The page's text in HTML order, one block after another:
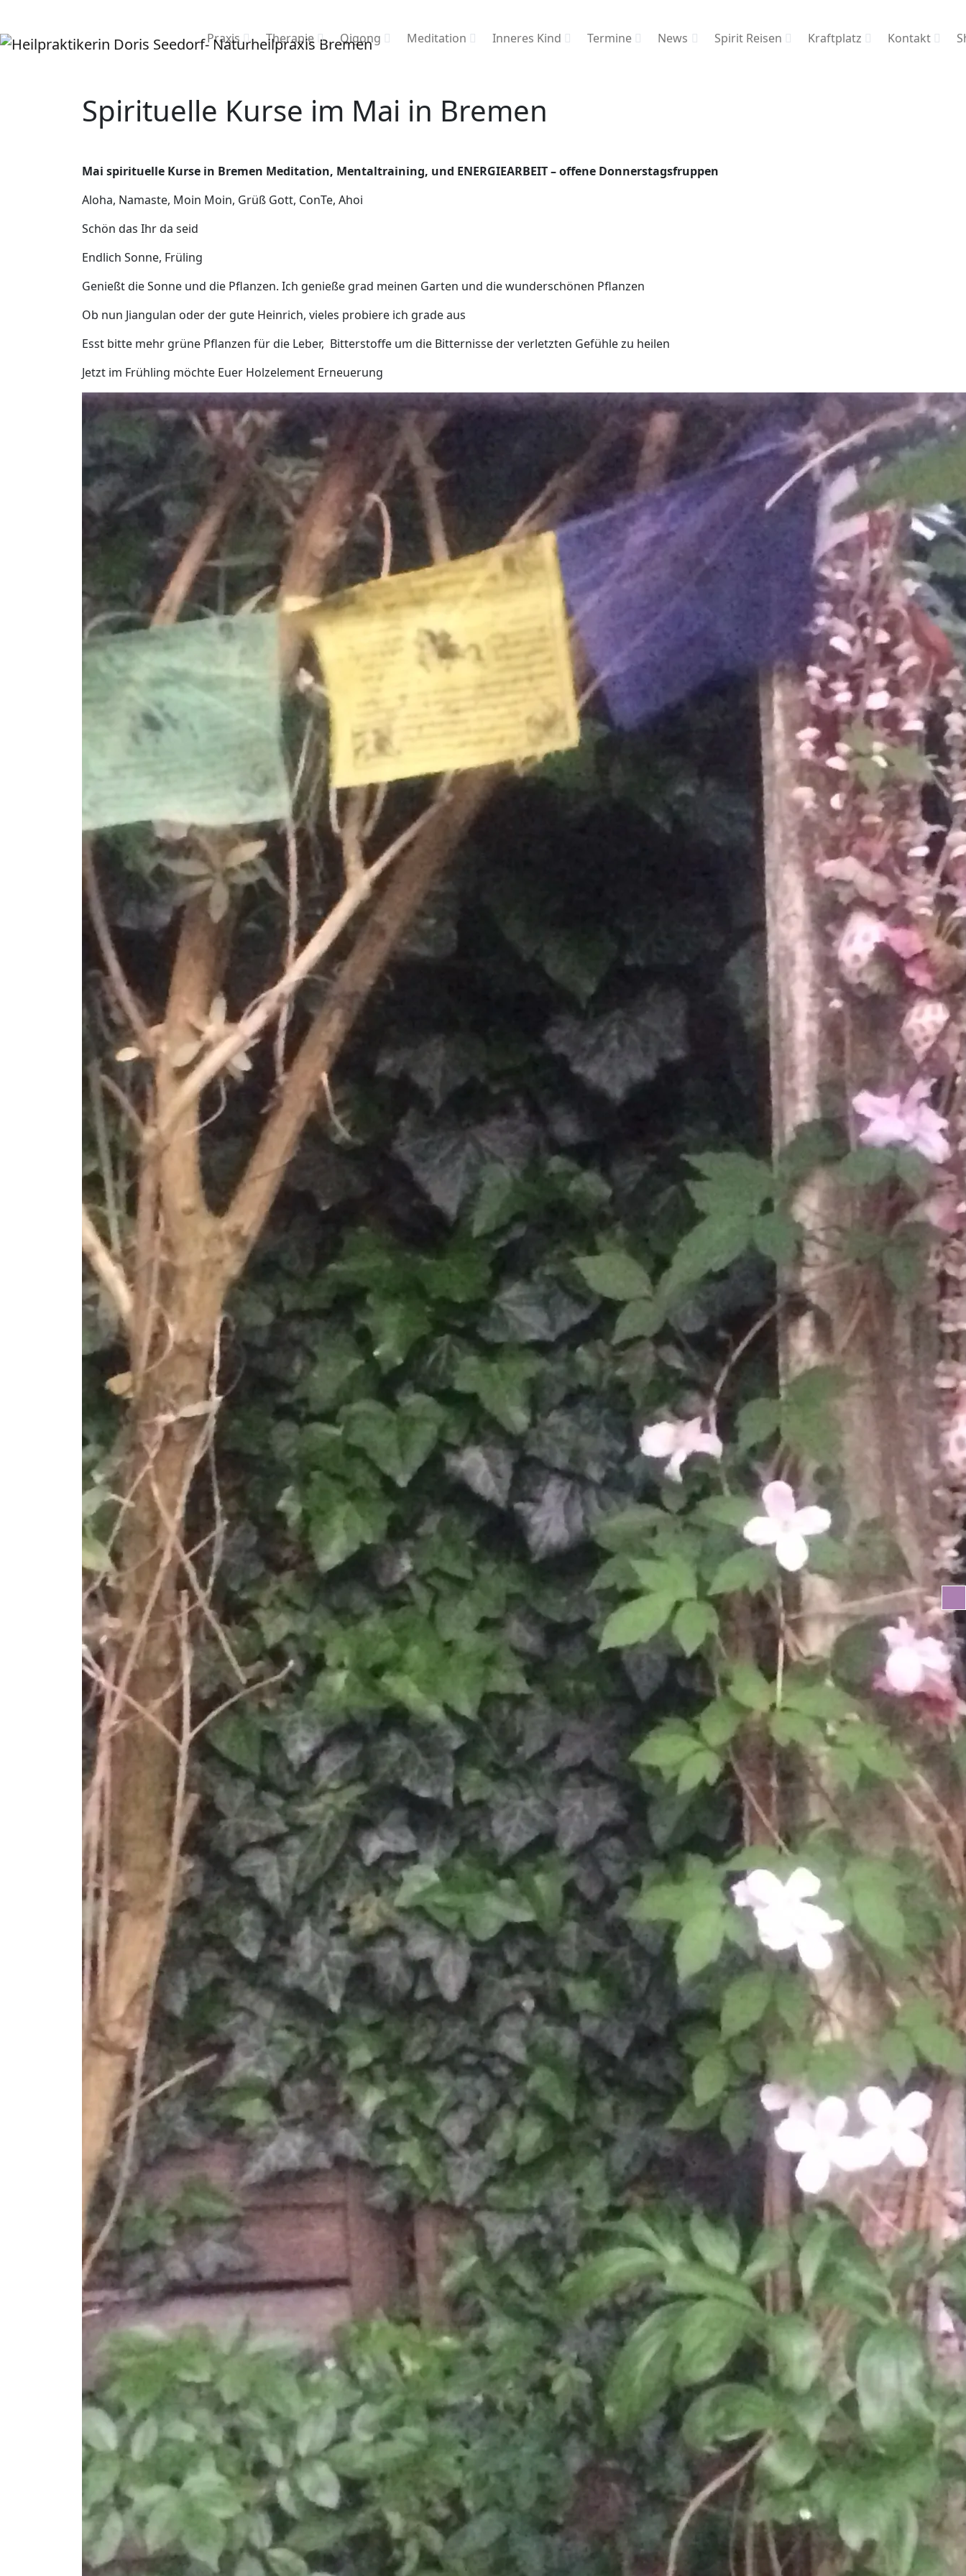
Praxis Therapie Qigong Meditation Inneres Kind Termine News Spirit Reisen Kraftplatz Kontakt
Spirituelle Kurse im Mai in Bremen
Mai spirituelle Kurse in Bremen Meditation, Mentaltraining, und ENERGIEARBEIT – offene Donnerstagsfruppen
Aloha, Namaste, Moin Moin, Grüß Gott, ConTe, Ahoi
Schön das Ihr da seid
Endlich Sonne, Früling
Genießt die Sonne und die Pflanzen. Ich genieße grad meinen Garten und die wunderschönen Pflanzen
Ob nun Jiangulan oder der gute Heinrich, vieles probiere ich grade aus
Esst bitte mehr grüne Pflanzen für die Leber, Bitterstoffe um die Bitternisse der verletzten Gefühle zu heilen
Jetzt im Frühling möchte Euer Holzelement Erneuerung